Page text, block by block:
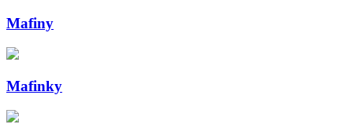
Mafiny
Mafinky